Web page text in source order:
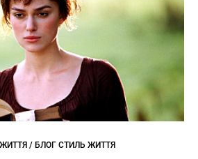
/ БЛОГ СТИЛЬ ЖИТТЯ